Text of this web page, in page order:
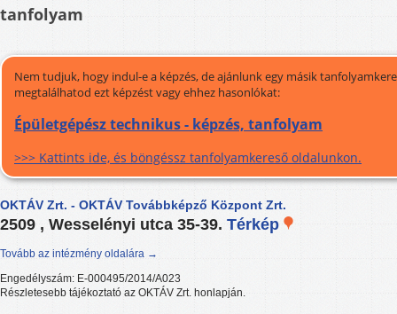
tanfolyam
Nem tudjuk, hogy indul-e a képzés, de ajánlunk egy másik
megtalálhatod ezt képzést vagy ehhez hasonlókat:
Épületgépész technikus - képzés, tanfolyam
>>> Kattints ide, és böngéssz tanfolyamkereső oldalunkon.
OKTÁV Zrt. - OKTÁV Továbbképző Központ Zrt.
2509 , Wesselényi utca 35-39. Térkép
Tovább az intézmény oldalára →
Engedélyszám: E-000495/2014/A023
Részletesebb tájékoztató az OKTÁV Zrt. honlapján.